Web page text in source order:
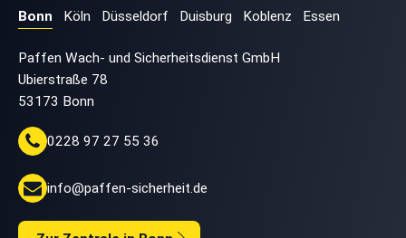
Bonn Köln Düsseldorf Duisburg Koblenz Essen
Paffen Wach- und Sicherheitsdienst GmbH
Ubierstraße 78
53173 Bonn
0228 97 27 55 36
info@paffen-sicherheit.de